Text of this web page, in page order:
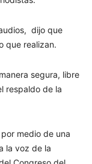
dijo que
que realizan.
segura, libre
respaldo de la
medio de una
la voz de la